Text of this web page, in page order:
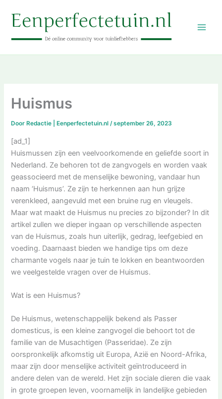
naar
inhoud
Huismus
Door Redactie | Eenperfectetuin.nl/september 26, 2023
[ad_1]
Huismussen zijn een veelvoorkomende en geliefde soort in
Nederland. Ze behoren tot de zangvogels en worden vaak
geassocieerd met de menselijke bewoning, vandaar hun
naam ‘Huismus’. Ze zijn te herkennen aan hun grijze
verenkleed, aangevuld met een bruine rug en vleugels.
Maar wat maakt de Huismus nu precies zo bijzonder? In dit
artikel zullen we dieper ingaan op verschillende aspecten
van de Huismus, zoals hun uiterlijk, gedrag, leefgebied en
voeding. Daarnaast bieden we handige tips om deze
charmante vogels naar je tuin te lokken en beantwoorden
we veelgestelde vragen over de Huismus.
Wat is een Huismus?
De Huismus, wetenschappelijk bekend als Passer
domesticus, is een kleine zangvogel die behoort tot de
familie van de Musachtigen (Passeridae). Ze zijn
oorspronkelijk afkomstig uit Europa, Azië en Noord-Afrika,
maar zijn door menselijke activiteit geïntroduceerd in
andere delen van de wereld. Het zijn sociale dieren die vaak
in grote groepen leven, voornamelijk in landelijke gebieden